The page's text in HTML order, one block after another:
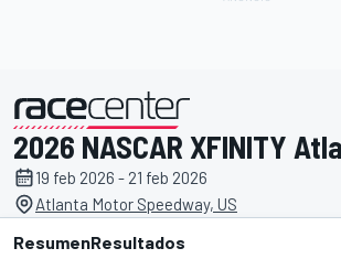
presentado por
2026 NASCAR XFINITY
19 feb 2026 - 21 feb 2026
Atlanta Motor Speedway, US
ResumenResultados